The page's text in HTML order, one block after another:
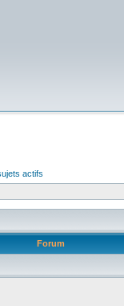
actifs
Forum